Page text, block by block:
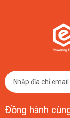
Đồng hành